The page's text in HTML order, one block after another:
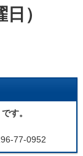
）
です。
77-0952